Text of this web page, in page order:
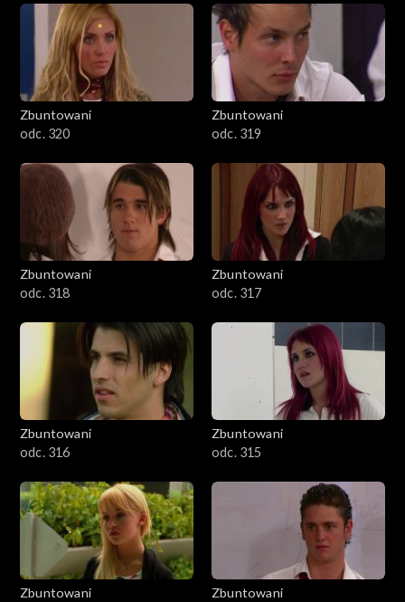
Zbuntowani
odc. 320
Zbuntowani
odc. 319
Zbuntowani
odc. 318
Zbuntowani
odc. 317
Zbuntowani
odc. 316
Zbuntowani
odc. 315
Zbuntowani
Zbuntowani